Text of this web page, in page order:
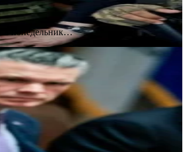
в понедельник…